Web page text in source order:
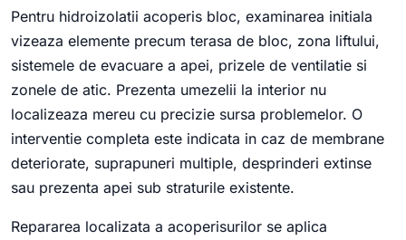
Pentru hidroizolatii acoperis bloc, examinarea initiala
vizeaza elemente precum terasa de bloc, zona liftului,
sistemele de evacuare a apei, prizele de ventilatie si
zonele de atic. Prezenta umezelii la interior nu
localizeaza mereu cu precizie sursa problemelor. O
interventie completa este indicata in caz de membrane
deteriorate, suprapuneri multiple, desprinderi extinse
sau prezenta apei sub straturile existente.
Repararea localizata a acoperisurilor se aplica